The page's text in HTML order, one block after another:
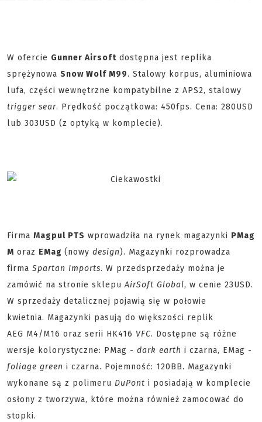
W ofercie Gunner Airsoft dostępna jest replika
sprężynowa Snow Wolf M99. Stalowy korpus, aluminiowa
lufa, części wewnętrzne kompatybilne z APS2, stalowy
trigger sear. Prędkość początkowa: 450fps. Cena: 280USD
lub 303USD (z optyką w komplecie).
Firma Magpul PTS wprowadziła na rynek magazynki PMag
M oraz EMag (nowy design). Magazynki rozprowadza
firma Spartan Imports. W przedsprzedaży można je
zamówić na stronie sklepuAirSoft Global, w cenie 23USD.
W sprzedaży detalicznej pojawią się w połowie
kwietnia. Magazynki pasują do większości replik
AEG M4/M16 oraz serii HK416 VFC. Dostępne są różne
wersje kolorystyczne: PMag - dark earth i czarna, EMag -
foliage green i czarna. Pojemność: 120BB. Magazynki
wykonane są z polimeru DuPont i posiadają w komplecie
osłony z tworzywa, które można również zamocować do
stopki.